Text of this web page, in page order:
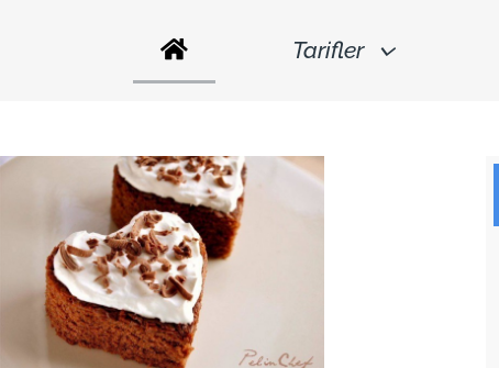
Tarifler